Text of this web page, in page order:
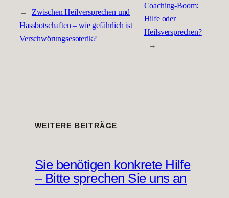
← Zwischen Heilversprechen und
Hassbotschaften – wie gefährlich ist
Verschwörungsesoterik?
Coaching-Boom:
Hilfe oder
Heilsversprechen?
→
WEITERE BEITRÄGE
Sie benötigen konkrete Hilfe
– Bitte sprechen Sie uns an